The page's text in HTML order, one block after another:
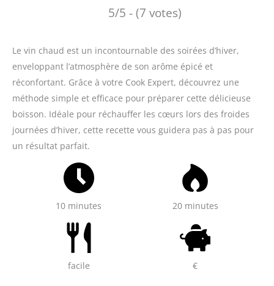
5/5 - (7 votes)
Le vin chaud est un incontournable des soirées d’hiver,
enveloppant l’atmosphère de son arôme épicé et
réconfortant. Grâce à votre Cook Expert, découvrez une
méthode simple et efficace pour préparer cette délicieuse
boisson. Idéale pour réchauffer les cœurs lors des froides
journées d’hiver, cette recette vous guidera pas à pas pour
un résultat parfait.
10 minutes 20 minutes
facile €